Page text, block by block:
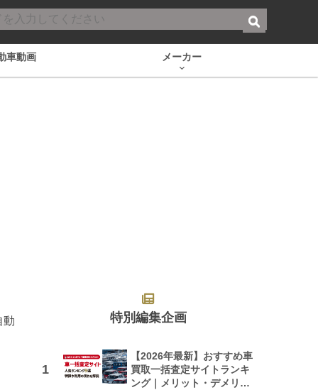
車動画 メーカー
動 特別編集企画
【2026年最新】おすすめ車
買取一括査定サイトランキ
ング｜メリット・デメリッ